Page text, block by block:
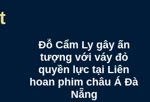
Đỗ Cẩm Ly gây ấn
tượng với váy đỏ
quyền lực tại Liên
hoan phim châu Á Đà
Nẵng